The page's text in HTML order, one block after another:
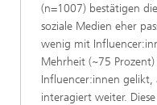
(n=1007) bestätigen
soziale Medien eher
wenig mit
Mehrheit (~75
Influencer:innen gelikt,
interagiert weiter.